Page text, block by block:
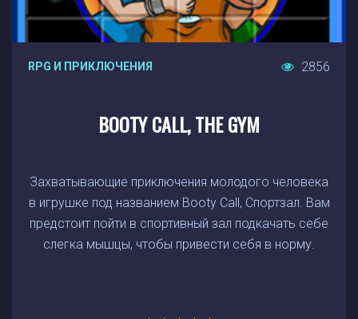
RPG И ПРИКЛЮЧЕНИЯ 2856
BOOTY CALL, THE GYM
Захватывающие приключения молодого человека
в игрушке под названием Booty Call, Спортзал. Вам
предстоит пойти в спортивный зал подкачать себе
слегка мышцы, чтобы привести себя в норму.